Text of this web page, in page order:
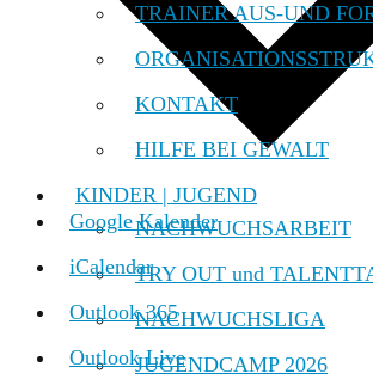
TRAINER AUS-UND
KONTAKT
HILFE BEI GEWALT
KINDER | JUGEND
NACHWUCHSARBEIT
TRY OUT und
NACHWUCHSLIGA
JUGENDCAMP 2026
Google Kalender
iCalendar
Outlook 365
Outlook Live